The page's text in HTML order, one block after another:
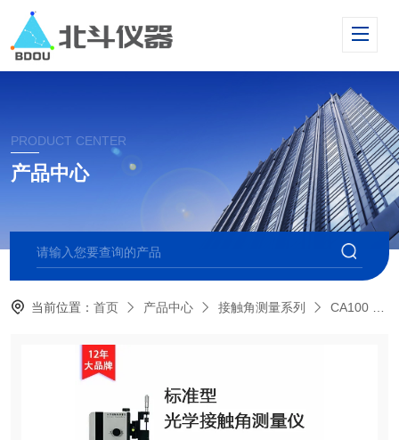
PRODUCT CENTER
产品中心
当前位置：首页 产品中心 接触角测量系列 CA100 标准型接触角测量仪